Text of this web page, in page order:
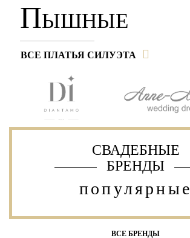
ПЫШНЫЕ
ВСЕ ПЛАТЬЯ СИЛУЭТА
СВАДЕБНЫЕ
БРЕНДЫ
популярные
ВСЕ БРЕНДЫ